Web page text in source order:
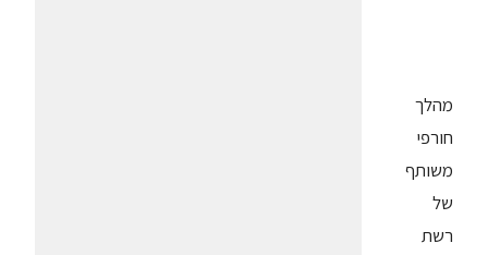
מהלך
חורפי
משותף
של
רשת